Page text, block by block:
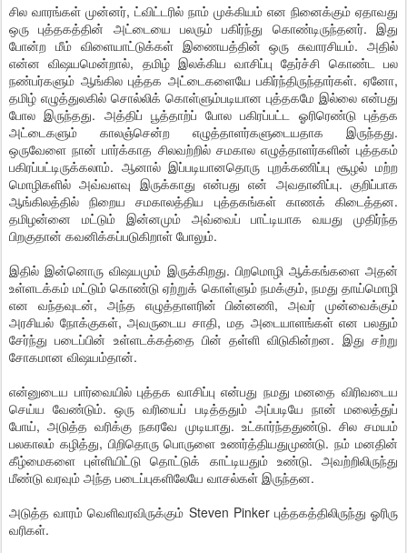
சில வாரங்கள் முன்னர், ட்விட்டரில் நாம் முக்கியம் என நினைக்கும் ஏதாவது
ஒரு புத்தகத்தின் அட்டையை பலரும் பகிர்ந்து கொண்டிருந்தனர். இது
போன்ற மீம் விளையாட்டுக்கள் இணையத்தின் ஒரு சுவாரசியம். அதில்
என்ன விஷயமென்றால், தமிழ் இலக்கிய வாசிப்பு தேர்ச்சி கொண்ட பல
நண்பர்களும் ஆங்கில புத்தக அட்டைகளையே பகிர்ந்திருந்தார்கள். ஏனோ,
தமிழ் எழுத்துலகில் சொல்லிக் கொள்ளும்படியான புத்தகமே இல்லை என்பது
போல இருந்தது. அத்திப் பூத்தாற்ப் போல பகிரப்பட்ட ஓரிரெண்டு புத்தக
அட்டைகளும் காலஞ்சென்ற எழுத்தாளர்களுடையதாக இருந்தது.
ஒருவேளை நான் பார்க்காத சிலவற்றில் சமகால எழுத்தாளர்களின் புத்தகம்
பகிரப்பட்டிருக்கலாம். ஆனால் இப்படியானதொரு புறக்கணிப்பு சூழல் மற்ற
மொழிகளில் அவ்வளவு இருக்காது என்பது என் அவதானிப்பு. குறிப்பாக
ஆங்கிலத்தில் நிறைய சமகாலத்திய புத்தகங்கள் காணக் கிடைத்தன.
தமிழன்னை மட்டும் இன்னமும் அவ்வைப் பாட்டியாக வயது முதிர்ந்த
பிறகுதான் கவனிக்கப்படுகிறாள் போலும்.
இதில் இன்னொரு விஷயமும் இருக்கிறது. பிறமொழி ஆக்கங்களை அதன்
உள்ளடக்கம் மட்டும் கொண்டு ஏற்றுக் கொள்ளும் நமக்கும், நமது தாய்மொழி
என வந்தவுடன், அந்த எழுத்தாளரின் பின்னணி, அவர் முன்வைக்கும்
அரசியல் நோக்குகள், அவருடைய சாதி, மத அடையாளங்கள் என பலதும்
சேர்ந்து படைப்பின் உள்ளடக்கத்தை பின் தள்ளி விடுகின்றன. இது சற்று
சோகமான விஷயம்தான்.
என்னுடைய பார்வையில் புத்தக வாசிப்பு என்பது நமது மனதை விரிவடைய
செய்ய வேண்டும். ஒரு வரியைப் படித்ததும் அப்படியே நான் மலைத்துப்
போய், அடுத்த வரிக்கு நகரவே முடியாது. உட்கார்ந்ததுண்டு. சில சமயம்
பலகாலம் கழித்து, பிறிதொரு பொருளை உணர்த்தியதுமுண்டு. நம் மனதின்
கீழ்மைகளை புள்ளியிட்டு தொட்டுக் காட்டியதும் உண்டு. அவற்றிலிருந்து
மீண்டு வரவும் அந்த படைப்புகளிலேயே வாசல்கள் இருந்தன.
அடுத்த வாரம் வெளிவரவிருக்கும் Steven Pinker புத்தகத்திலிருந்து ஓரிரு
வரிகள்.